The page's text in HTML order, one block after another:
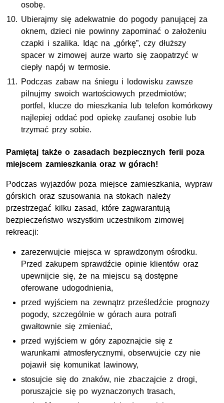
osobę.
Ubierajmy się adekwatnie do pogody panującej za
oknem, dzieci nie powinny zapominać o założeniu
czapki i szalika. Idąc na „górkę”, czy dłuższy
spacer w zimowej aurze warto się zaopatrzyć w
ciepły napój w termosie.
Podczas zabaw na śniegu i lodowisku zawsze
pilnujmy swoich wartościowych przedmiotów;
portfel, klucze do mieszkania lub telefon komórkowy
najlepiej oddać pod opiekę zaufanej osobie lub
trzymać przy sobie.
Pamiętaj także o zasadach bezpiecznych ferii poza
miejscem zamieszkania oraz w górach!
Podczas wyjazdów poza miejsce zamieszkania, wypraw
górskich oraz szusowania na stokach należy
przestrzegać kilku zasad, które zagwarantują
bezpieczeństwo wszystkim uczestnikom zimowej
rekreacji:
zarezerwujcie miejsca w sprawdzonym ośrodku.
Przed zakupem sprawdźcie opinie klientów oraz
upewnijcie się, że na miejscu są dostępne
oferowane udogodnienia,
przed wyjściem na zewnątrz prześledźcie prognozy
pogody, szczególnie w górach aura potrafi
gwałtownie się zmieniać,
przed wyjściem w góry zapoznajcie się z
warunkami atmosferycznymi, obserwujcie czy nie
pojawił się komunikat lawinowy,
stosujcie się do znaków, nie zbaczajcie z drogi,
poruszajcie się po wyznaczonych trasach,